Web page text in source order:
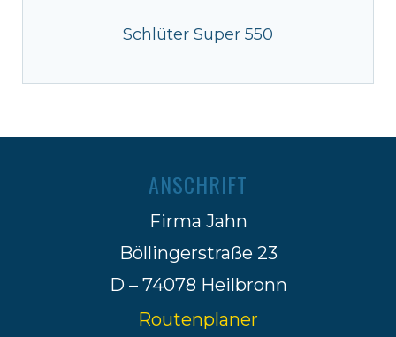
Schlüter Super 550
ANSCHRIFT
Firma Jahn
Böllingerstraße 23
D – 74078 Heilbronn
Routenplaner